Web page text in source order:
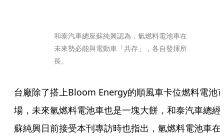
和泰汽車總座蘇純興認為，氫燃料電池車在
未來勢必能與電動車「共存」，各自發揮所
長。
台廠除了搭上Bloom Energy的順風車卡位燃料電池
場，未來氫燃料電池車也是一塊大餅，和泰汽車總經
蘇純興日前接受本刊專訪時也指出，氫燃料電池車在